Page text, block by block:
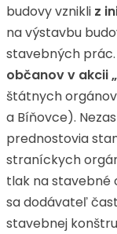
budovy vznikli z
na výstavbu
stavebných
občanov v akcii
štátnych
a Bíňovce).
prednostovia
straníckych
tlak na stavebné
sa dodávateľ
stavebnej